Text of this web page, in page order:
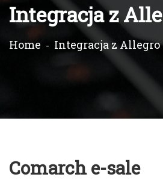
Integracja z
Home Integracja z Allegro
Comarch e-sale